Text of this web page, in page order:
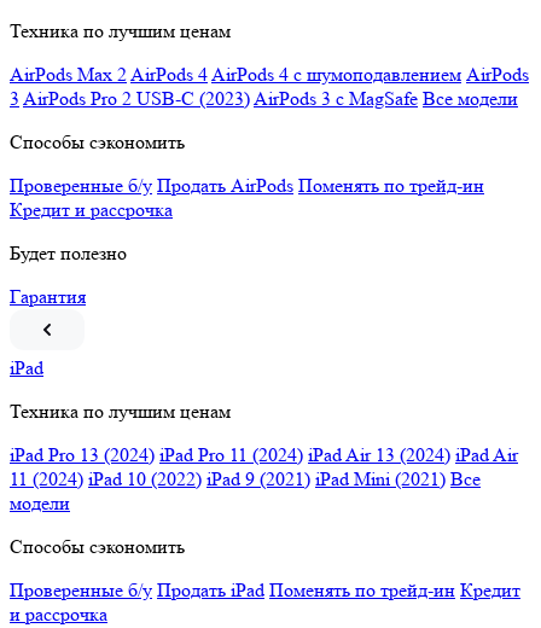
Техника по лучшим ценам
AirPods Max 2AirPods 4AirPods 4 c шумоподавлением AirPods
3 AirPods Pro 2 USB-C (2023)AirPods 3 c MagSafe Все модели
Способы сэкономить
Проверенные б/у Продать AirPods Поменять по трейд-ин
Кредит и рассрочка
Будет полезно
Гарантия
iPad
Техника по лучшим ценам
iPad Pro 13 (2024) iPad Pro 11 (2024) iPad Air 13 (2024) iPad Air
11 (2024) iPad 10 (2022) iPad 9 (2021) iPad Mini (2021) Все
модели
Способы сэкономить
Проверенные б/у Продать iPad Поменять по трейд-ин Кредит
и рассрочка